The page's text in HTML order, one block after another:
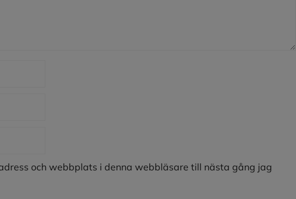
och webbplats i denna webbläsare till nästa gång jag